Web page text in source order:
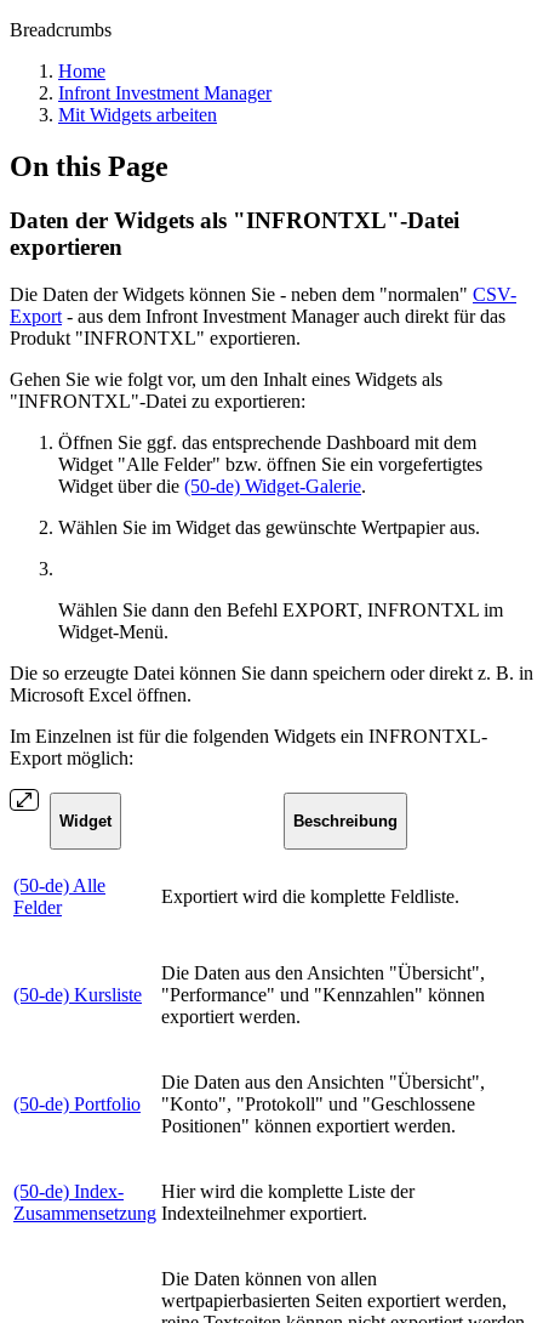
Breadcrumbs
Home
Infront Investment Manager
Mit Widgets arbeiten
On this Page
Daten der Widgets als "INFRONTXL"-Datei
exportieren
Die Daten der Widgets können Sie - neben dem "normalen" CSV-
Export - aus dem Infront Investment Manager auch direkt für das
Produkt "INFRONTXL" exportieren.
Gehen Sie wie folgt vor, um den Inhalt eines Widgets als
"INFRONTXL"-Datei zu exportieren:
Öffnen Sie ggf. das entsprechende Dashboard mit dem
Widget "Alle Felder" bzw. öffnen Sie ein vorgefertigtes
Widget über die (50-de) Widget-Galerie.
Wählen Sie im Widget das gewünschte Wertpapier aus.
Wählen Sie dann den Befehl EXPORT, INFRONTXL im
Widget-Menü.
Die so erzeugte Datei können Sie dann speichern oder direkt z. B. in
Microsoft Excel öffnen.
Im Einzelnen ist für die folgenden Widgets ein INFRONTXL-
Export möglich:
Widget Beschreibung
(50-de) Alle
Felder
Exportiert wird die komplette Feldliste.
(50-de) Kursliste
Die Daten aus den Ansichten "Übersicht",
"Performance" und "Kennzahlen" können
exportiert werden.
(50-de) Portfolio
Die Daten aus den Ansichten "Übersicht",
"Konto", "Protokoll" und "Geschlossene
Positionen" können exportiert werden.
(50-de) Index-
Zusammensetzung
Hier wird die komplette Liste der
Indexteilnehmer exportiert.
Die Daten können von allen
wertpapierbasierten Seiten exportiert werden,